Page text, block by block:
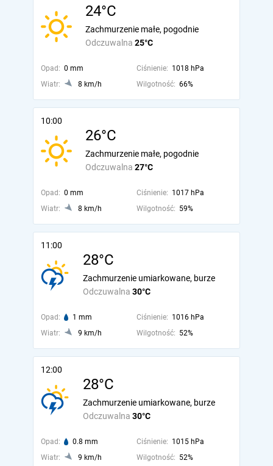
24°C
Odczuwalna 25°C
Zachmurzenie małe, pogodnie
Opad: 0 mm Ciśnienie: 1018 hPa
Wiatr:
8 km/h Wilgotność: 66%
10:00
26°C
Odczuwalna 27°C
Zachmurzenie małe, pogodnie
Opad: 0 mm Ciśnienie: 1017 hPa
Wiatr:
8 km/h Wilgotność: 59%
11:00
28°C
Odczuwalna 30°C
Zachmurzenie umiarkowane, burze
Opad: 1 mm Ciśnienie: 1016 hPa
Wiatr:
9 km/h Wilgotność: 52%
12:00
28°C
Odczuwalna 30°C
Zachmurzenie umiarkowane, burze
Opad: 0.8 mm Ciśnienie: 1015 hPa
Wiatr:
9 km/h Wilgotność: 52%